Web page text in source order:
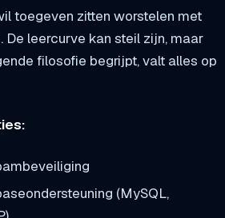
toegeven zitten worstelen met
De leercurve kan steil zijn, maar
filosofie begrijpt, valt alles op
(MySQL,